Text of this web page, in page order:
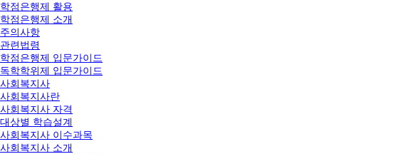
학점은행제 활용
학점은행제 소개
주의사항
관련법령
학점은행제 입문가이드
독학학위제 입문가이드
사회복지사
사회복지사란
사회복지사 자격
대상별 학습설계
사회복지사 이수과목
사회복지사 소개